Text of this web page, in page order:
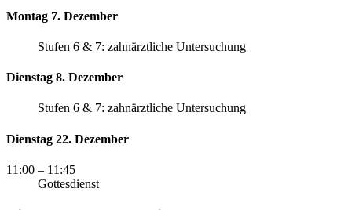
Montag 7. Dezember
Stufen 6 & 7: zahnärztliche Untersuchung
Dienstag 8. Dezember
Stufen 6 & 7: zahnärztliche Untersuchung
Dienstag 22. Dezember
11:00 – 11:45
Gottesdienst